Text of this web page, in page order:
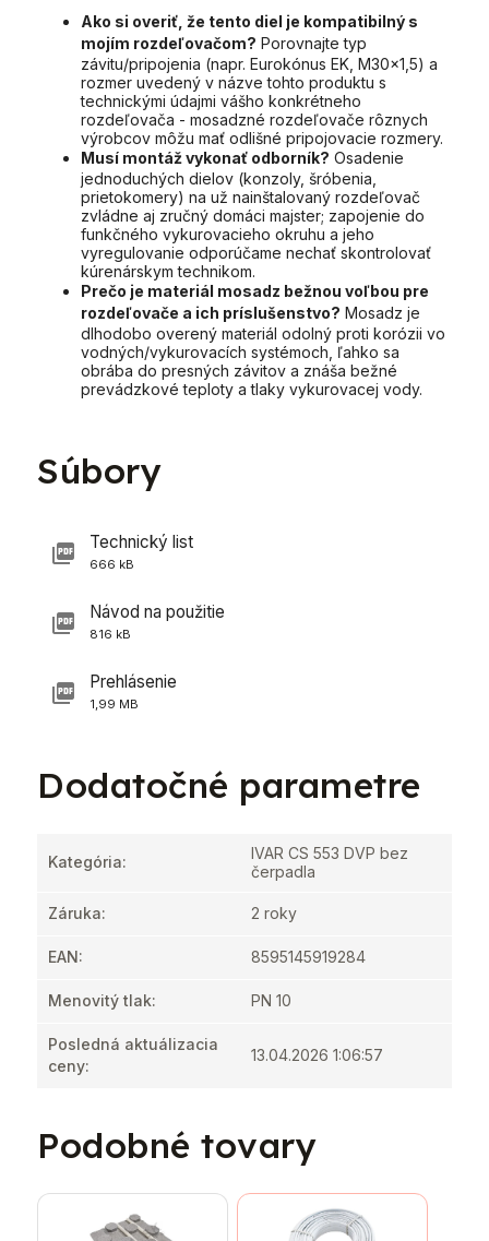
Ako si overiť, že tento diel je kompatibilný s
mojím rozdeľovačom? Porovnajte typ
závitu/pripojenia (napr. Eurokónus EK, M30x1,5) a
rozmer uvedený v názve tohto produktu s
technickými údajmi vášho konkrétneho
rozdeľovača - mosadzné rozdeľovače rôznych
výrobcov môžu mať odlišné pripojovacie rozmery.
Musí montáž vykonať odborník? Osadenie
jednoduchých dielov (konzoly, šróbenia,
prietokomery) na už nainštalovaný rozdeľovač
zvládne aj zručný domáci majster; zapojenie do
funkčného vykurovacieho okruhu a jeho
vyregulovanie odporúčame nechať skontrolovať
kúrenárskym technikom.
Prečo je materiál mosadz bežnou voľbou pre
rozdeľovače a ich príslušenstvo? Mosadz je
dlhodobo overený materiál odolný proti korózii vo
vodných/vykurovacích systémoch, ľahko sa
obrába do presných závitov a znáša bežné
prevádzkové teploty a tlaky vykurovacej vody.
Súbory
Technický list
666 kB
Návod na použitie
816 kB
Prehlásenie
1,99 MB
Dodatočné parametre
Kategória:
IVAR CS 553 DVP bez
čerpadla
Záruka: 2 roky
EAN: 8595145919284
Menovitý tlak: PN 10
Posledná aktuálizacia
ceny:
13.04.2026 1:06:57
Podobné tovary